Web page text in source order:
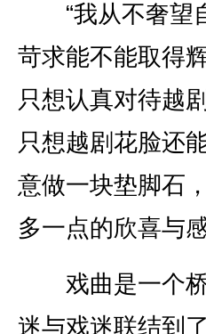
“我从不奢望
苛求能不能取得
只想认真对待越
只想越剧花脸还
意做一块垫脚石
多一点的欣喜与感
戏曲是一个桥
迷与戏迷联结到